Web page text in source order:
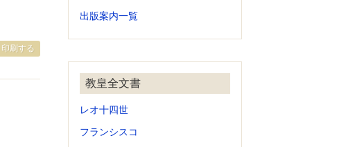
印刷する
出版案内一覧
教皇全文書
レオ十四世
フランシスコ